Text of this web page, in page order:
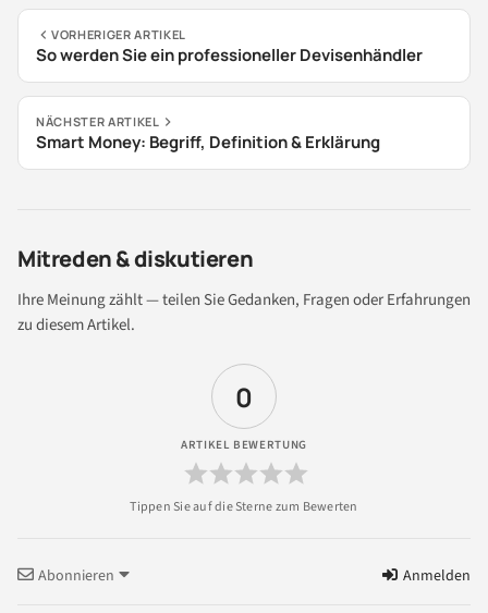
VORHERIGER ARTIKEL
So werden Sie ein professioneller Devisenhändler
NÄCHSTER ARTIKEL
Smart Money: Begriff, Definition & Erklärung
Mitreden & diskutieren
Ihre Meinung zählt — teilen Sie Gedanken, Fragen oder Erfahrungen
zu diesem Artikel.
0
ARTIKEL BEWERTUNG
Abonnieren Anmelden